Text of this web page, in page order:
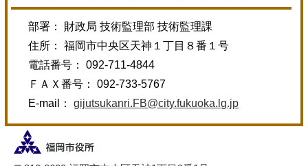
部署： 財政局 技術監理部 技術監理課
住所： 福岡市中央区天神１丁目８番１号
電話番号： 092-711-4844
ＦＡＸ番号： 092-733-5767
E-mail：gijutsukanri.FB@city.fukuoka.lg.jp